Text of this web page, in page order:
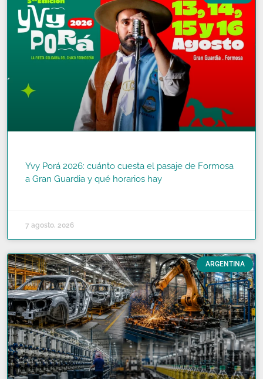
Yvy Porá 2026: cuánto cuesta el pasaje de Formosa
a Gran Guardia y qué horarios hay
7 agosto, 2026
ARGENTINA